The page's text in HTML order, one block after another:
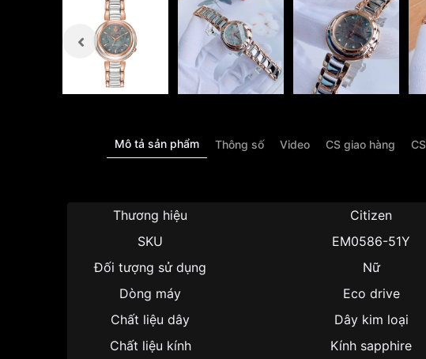
Mô tả sản phẩm Thông số Video CS giao hàng
Thương hiệu
Citizen
SKU
EM0586-51Y
Đối tượng sử dụng
Nữ
Dòng máy
Eco drive
Chất liệu dây
Dây kim loại
Chất liệu kính
Kính sapphire